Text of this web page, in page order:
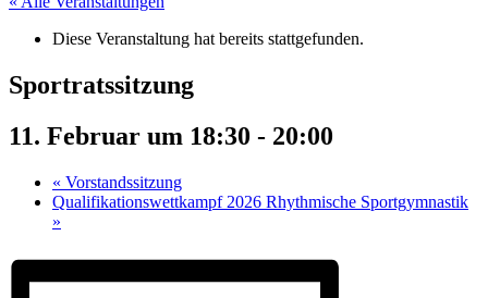
Diese Veranstaltung hat bereits stattgefunden.
Sportratssitzung
11. Februar um 18:30 - 20:00
« Vorstandssitzung
Qualifikationswettkampf 2026 Rhythmische Sportgymnastik
»